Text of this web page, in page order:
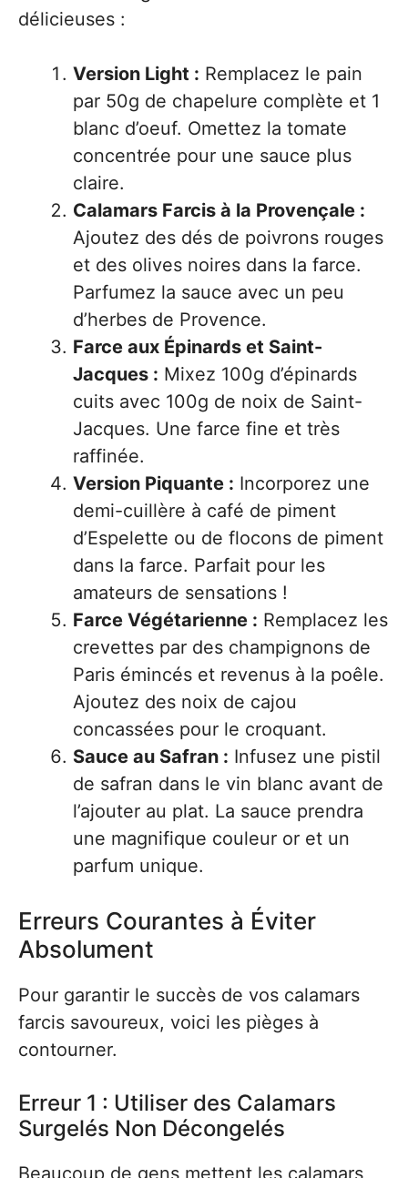
délicieuses :
Version Light : Remplacez le pain
par 50g de chapelure complète et 1
blanc d’oeuf. Omettez la tomate
concentrée pour une sauce plus
claire.
Calamars Farcis à la Provençale :
Ajoutez des dés de poivrons rouges
et des olives noires dans la farce.
Parfumez la sauce avec un peu
d’herbes de Provence.
Farce aux Épinards et Saint-
Jacques : Mixez 100g d’épinards
cuits avec 100g de noix de Saint-
Jacques. Une farce fine et très
raffinée.
Version Piquante : Incorporez une
demi-cuillère à café de piment
d’Espelette ou de flocons de piment
dans la farce. Parfait pour les
amateurs de sensations !
Farce Végétarienne : Remplacez les
crevettes par des champignons de
Paris émincés et revenus à la poêle.
Ajoutez des noix de cajou
concassées pour le croquant.
Sauce au Safran : Infusez une pistil
de safran dans le vin blanc avant de
l’ajouter au plat. La sauce prendra
une magnifique couleur or et un
parfum unique.
Erreurs Courantes à Éviter
Absolument
Pour garantir le succès de vos calamars
farcis savoureux, voici les pièges à
contourner.
Erreur 1 : Utiliser des Calamars
Surgelés Non Décongelés
Beaucoup de gens mettent les calamars